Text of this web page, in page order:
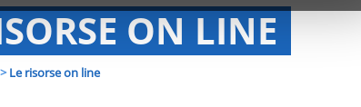
ON LINE
> Le risorse on line